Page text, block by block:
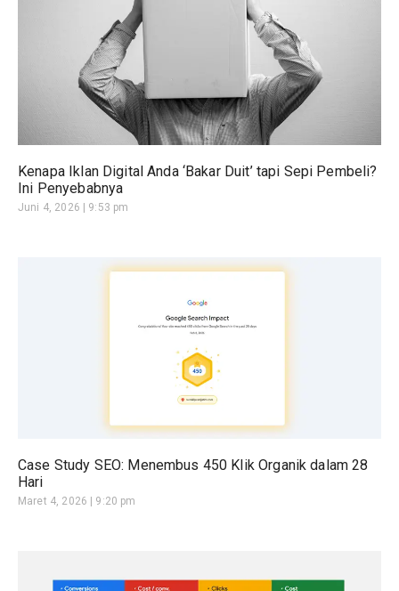
Kenapa Iklan Digital Anda ‘Bakar Duit’ tapi Sepi Pembeli?
Ini Penyebabnya
Juni 4, 2026 9:53 pm
Case Study SEO: Menembus 450 Klik Organik dalam 28
Hari
Maret 4, 2026 9:20 pm